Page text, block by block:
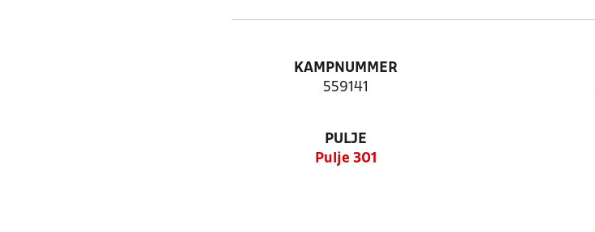
KAMPNUMMER
559141
PULJE
Pulje 301